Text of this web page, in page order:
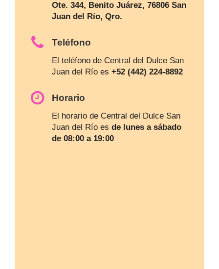
Ote. 344, Benito Juárez, 76806 San
Juan del Río, Qro.
Teléfono
El teléfono de Central del Dulce San
Juan del Río es +52 (442) 224-8892
Horario
El horario de Central del Dulce San
Juan del Río es de lunes a sábado
de 08:00 a 19:00